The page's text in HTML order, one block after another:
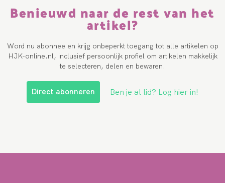
Benieuwd naar de rest van het
artikel?
Word nu abonnee en krijg onbeperkt toegang tot alle artikelen op
HJK-online.nl, inclusief persoonlijk profiel om artikelen makkelijk
te selecteren, delen en bewaren.
Direct abonneren Ben je al lid? Log hier in!